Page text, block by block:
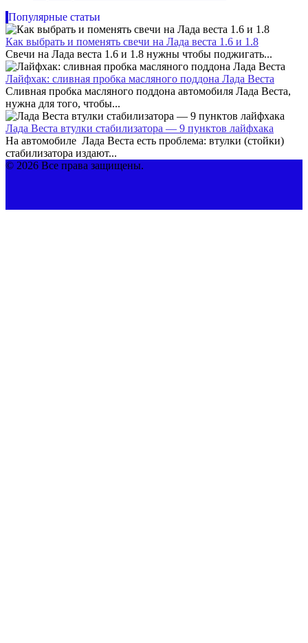
Популярные статьи
Как выбрать и поменять свечи на Лада веста 1.6 и 1.8
Свечи на Лада веста 1.6 и 1.8 нужны чтобы поджигать...
Лайфхак: сливная пробка масляного поддона Лада Веста
Сливная пробка масляного поддона автомобиля Лада Веста,
нужна для того, чтобы...
Лада Веста втулки стабилизатора — 9 пунктов лайфхака
На автомобиле Лада Веста есть проблема: втулки (стойки)
стабилизатора издают...
© 2026 Все права защищены.